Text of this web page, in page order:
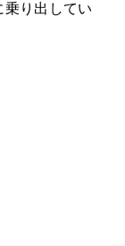
り出してい